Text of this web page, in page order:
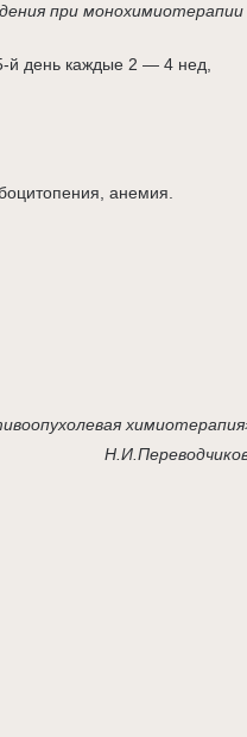
при монохимиотерапии
й день каждые 2 — 4 нед,
анемия.